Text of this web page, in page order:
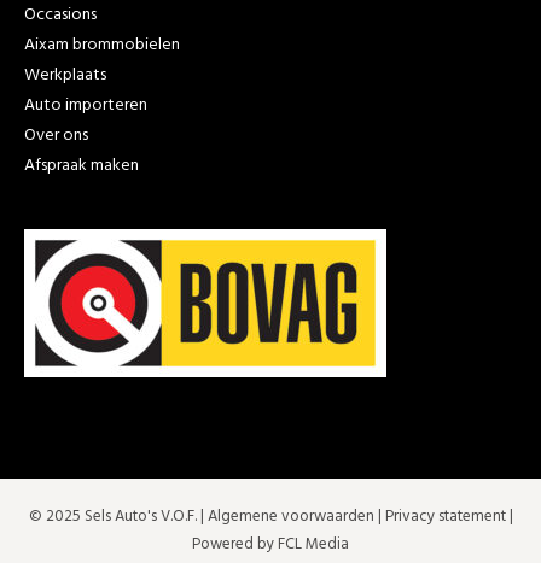
Occasions
Aixam brommobielen
Werkplaats
Auto importeren
Over ons
Afspraak maken
© 2025 Sels Auto's V.O.F. |Algemene voorwaarden | Privacy statement|
Powered by FCL Media